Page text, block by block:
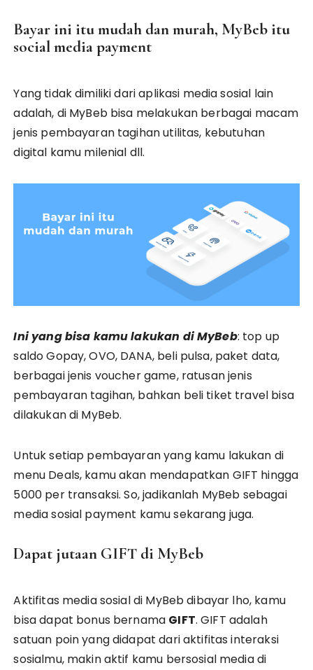
Bayar ini itu mudah dan murah, MyBeb itu
social media payment
Yang tidak dimiliki dari aplikasi media sosial lain
adalah, di MyBeb bisa melakukan berbagai macam
jenis pembayaran tagihan utilitas, kebutuhan
digital kamu milenial dll.
Ini yang bisa kamu lakukan di MyBeb: top up
saldo Gopay, OVO, DANA, beli pulsa, paket data,
berbagai jenis voucher game, ratusan jenis
pembayaran tagihan, bahkan beli tiket travel bisa
dilakukan di MyBeb.
Untuk setiap pembayaran yang kamu lakukan di
menu Deals, kamu akan mendapatkan GIFT hingga
5000 per transaksi. So, jadikanlah MyBeb sebagai
media sosial payment kamu sekarang juga.
Dapat jutaan GIFT di MyBeb
Aktifitas media sosial di MyBeb dibayar lho, kamu
bisa dapat bonus bernama GIFT. GIFT adalah
satuan poin yang didapat dari aktifitas interaksi
sosialmu, makin aktif kamu bersosial media di